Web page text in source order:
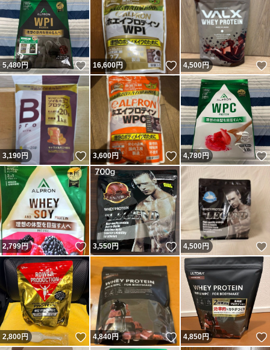
5,480円 いいね！
16,600円 いいね！
4,500円
3,190円 いいね！
3,600円 いいね！
4,780円
2,799円 いいね！
3,550円 いいね！
4,500円
2,800円 いいね！
4,840円 いいね！
4,850円